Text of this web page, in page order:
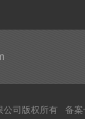
公司版权所有 备案